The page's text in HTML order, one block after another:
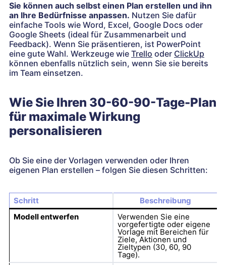
Sie können auch selbst einen Plan erstellen und ihn
an Ihre Bedürfnisse anpassen. Nutzen Sie dafür
einfache Tools wie Word, Excel, Google Docs oder
Google Sheets (ideal für Zusammenarbeit und
Feedback). Wenn Sie präsentieren, ist PowerPoint
eine gute Wahl. Werkzeuge wie Trello oder ClickUp
können ebenfalls nützlich sein, wenn Sie sie bereits
im Team einsetzen.
Wie Sie Ihren 30-60-90-Tage-Plan
für maximale Wirkung
personalisieren
Ob Sie eine der Vorlagen verwenden oder Ihren
eigenen Plan erstellen – folgen Sie diesen Schritten:
Schritt
Beschreibung
Modell entwerfen
Verwenden Sie eine
vorgefertigte oder eigene
Vorlage mit Bereichen für
Ziele, Aktionen und
Zieltypen (30, 60, 90
Tage).